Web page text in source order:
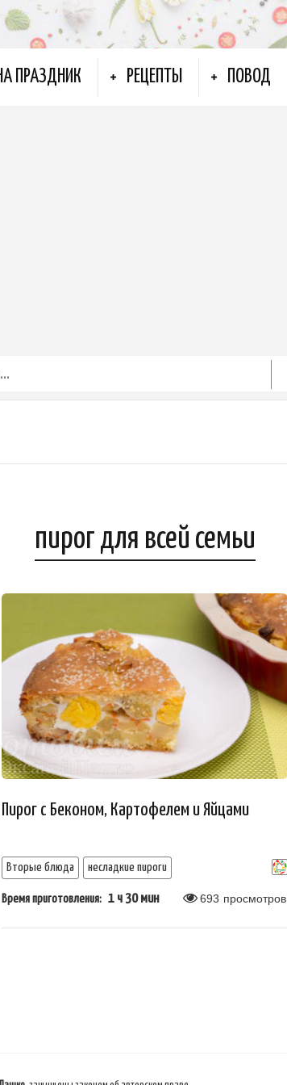
ПРАЗДНИК РЕЦЕПТЫ ПОВОД
пирог для всей семьи
Пирог с Беконом, Картофелем и Яйцами
Вторые блюда несладкие пироги
Время приготовления: 1 ч 30 мин 693 просмотров